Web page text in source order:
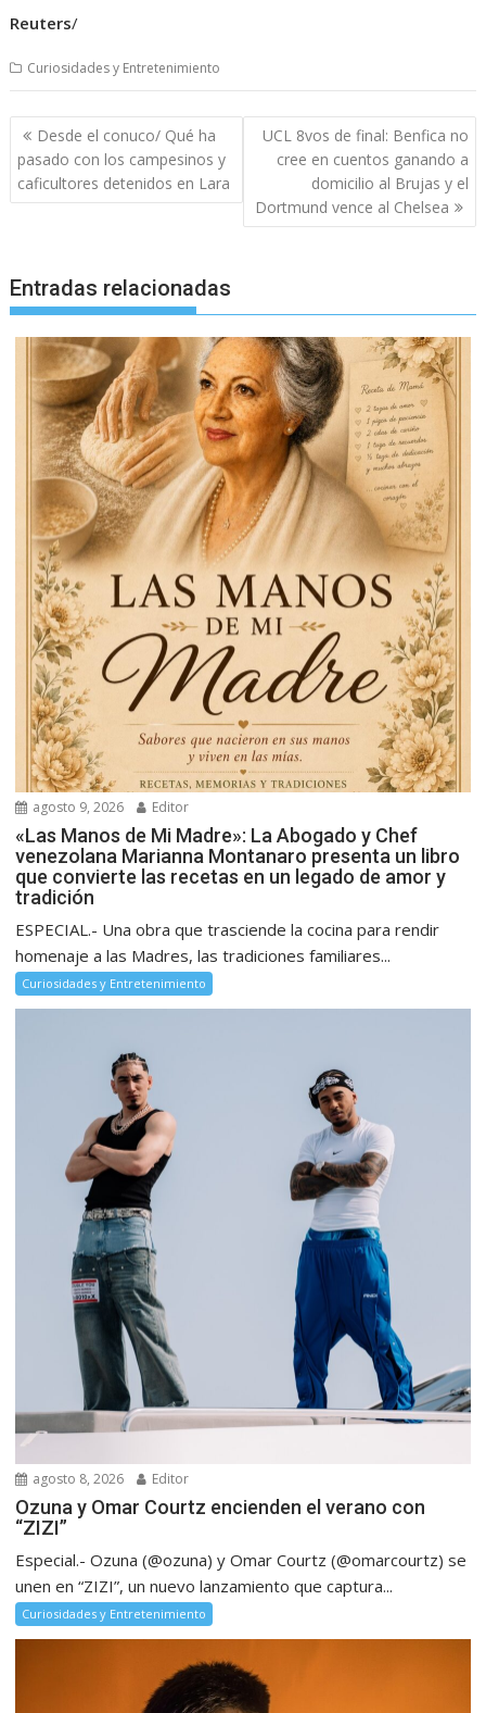
Reuters/
Curiosidades y Entretenimiento
Navegación
de
entradas
Desde el conuco/ Qué ha
pasado con los campesinos y
caficultores detenidos en Lara
UCL 8vos de final: Benfica no
cree en cuentos ganando a
domicilio al Brujas y el
Dortmund vence al Chelsea
Entradas relacionadas
agosto 9, 2026 Editor
«Las Manos de Mi Madre»: La Abogado y Chef
venezolana Marianna Montanaro presenta un libro
que convierte las recetas en un legado de amor y
tradición
ESPECIAL.- Una obra que trasciende la cocina para rendir
homenaje a las Madres, las tradiciones familiares...
Curiosidades y Entretenimiento
agosto 8, 2026 Editor
Ozuna y Omar Courtz encienden el verano con
“ZIZI”
Especial.- Ozuna (@ozuna) y Omar Courtz (@omarcourtz) se
unen en “ZIZI”, un nuevo lanzamiento que captura...
Curiosidades y Entretenimiento